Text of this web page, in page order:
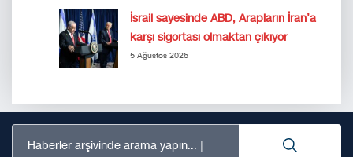
İsrail sayesinde ABD, Arapların İran’a
karşı sigortası olmaktan çıkıyor
5 Ağustos 2026
Haberler arşivinde arama yapın...